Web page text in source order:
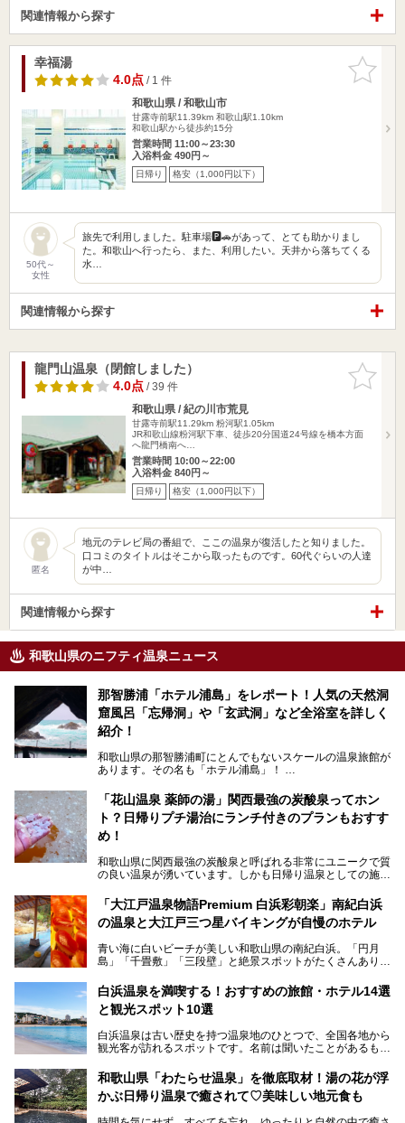
関連情報から探す
お気に入
りに追加
幸福湯
4.0点/ 1 件
和歌山県 / 和歌山市
甘露寺前駅11.39km 和歌山駅1.10km
和歌山駅から徒歩約15分
営業時間 11:00～23:30
入浴料金 490円～
日帰り 格安（1,000円以下）
50代～
女性
旅先で利用しました。駐車場🅿️🚗があって、とても助かりまし
た。和歌山へ行ったら、また、利用したい。天井から落ちてくる
水…
関連情報から探す
お気に入
りに追加
龍門山温泉（閉館しました）
4.0点/ 39 件
和歌山県 / 紀の川市荒見
甘露寺前駅11.29km 粉河駅1.05km
JR和歌山線粉河駅下車、徒歩20分国道24号線を橋本方面
へ龍門橋南へ…
営業時間 10:00～22:00
入浴料金 840円～
日帰り 格安（1,000円以下）
匿名
地元のテレビ局の番組で、ここの温泉が復活したと知りました。
口コミのタイトルはそこから取ったものです。60代ぐらいの人達
が中…
関連情報から探す
和歌山県のニフティ温泉ニュース
那智勝浦「ホテル浦島」をレポート！人気の天然洞
窟風呂「忘帰洞」や「玄武洞」など全浴室を詳しく
紹介！
和歌山県の那智勝浦町にとんでもないスケールの温泉旅館が
あります。その名も「ホテル浦島」！
泉。日本一長いエスカレーターで「本館」と「山上館」を結
び、海を一望する絶景も。
6ヵ所のお風呂のうち5ヵ所までは日帰り入浴も可。可愛ら
しいカメさんの形の送迎船「浦島丸」に乗っていざ、温泉の
湧く竜宮城へ！
───
提供元：那智勝浦町【PR】
この記事は那智勝浦町のPR記事です。
「花山温泉 薬師の湯」関西最強の炭酸泉ってホン
ト？日帰りプチ湯治にランチ付きのプランもおすす
め！
和歌山県に関西最強の炭酸泉と呼ばれる非常にユニークで質
の良い温泉が湧いています。しかも日帰り温泉としての施設
薬師の湯」。朝一番のお風呂にはパリパリシャリシャリと膜
が張って、それを砕きながら入浴できるとか！
ンチに人気のお食事処メニューも紹介しちゃいます！
「大江戸温泉物語Premium 白浜彩朝楽」南紀白浜
の温泉と大江戸三つ星バイキングが自慢のホテル
青い海に白いビーチが美しい和歌山県の南紀白浜。「円月
島」「千畳敷」「三段壁」と絶景スポットがたくさんありま
場する歴史の古さから日本三古湯の一つにも。
そんな「南紀白浜温泉」の「大江戸温泉物語Premium 白浜
グ」がスタートしました。温泉＆バイキング＆レジャースポ
ットとしてのこのホテルの魅力をたっぷり体験してきたので
───
提供元：大江戸温泉物語ホテルズ＆リゾーツ株式会社【P
白浜温泉を満喫する！おすすめの旅館・ホテル14選
と観光スポット10選
白浜温泉は古い歴史を持つ温泉地のひとつで、全国各地から
観光客が訪れるスポットです。名前は聞いたことがあるもの
か、実は知らない方も多いのではないでしょうか。
そこで今回は、白浜温泉ビギナー向けの基本情報をご紹介し
和歌山県「わたらせ温泉」を徹底取材！湯の花が浮
かぶ日帰り温泉で癒されて♡美味しい地元食も